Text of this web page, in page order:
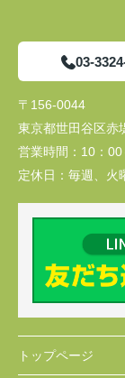
03-
〒156-0044
東京都世田谷区赤
営業時間： 10：
定休日： 毎週、火
トップページ